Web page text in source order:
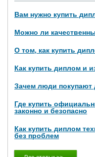
Вам нужно купить
Можно ли
О том, как купить
Как купить диплом и
Зачем люди покупают
Где купить
законно и безопасно
Как купить диплом
без проблем